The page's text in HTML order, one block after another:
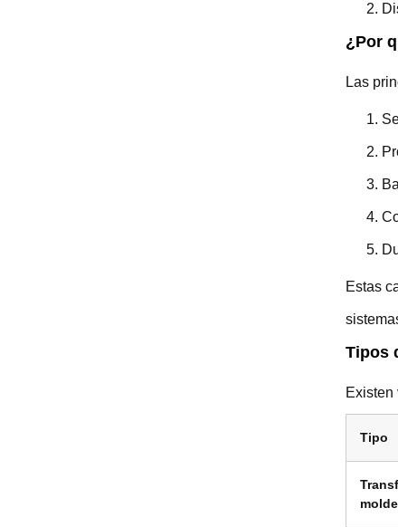
¿Por
Las
Estas
Tipos
Existen
Tipo